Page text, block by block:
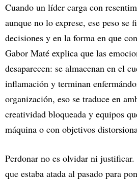
Cuando un líder carga con
aunque no lo exprese, ese peso se
decisiones y en la forma en que
Gabor Maté explica que las
desaparecen: se almacenan en el
inflamación y terminan
organización, eso se traduce en
creatividad bloqueada y equipos
máquina o con objetivos
Perdonar no es olvidar ni
que estaba atada al pasado para